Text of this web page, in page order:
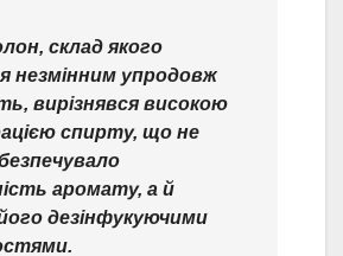
склад якого
незмінним упродовж
вирізнявся високою
спирту, що не
аромату, а й
дезінфукуючими